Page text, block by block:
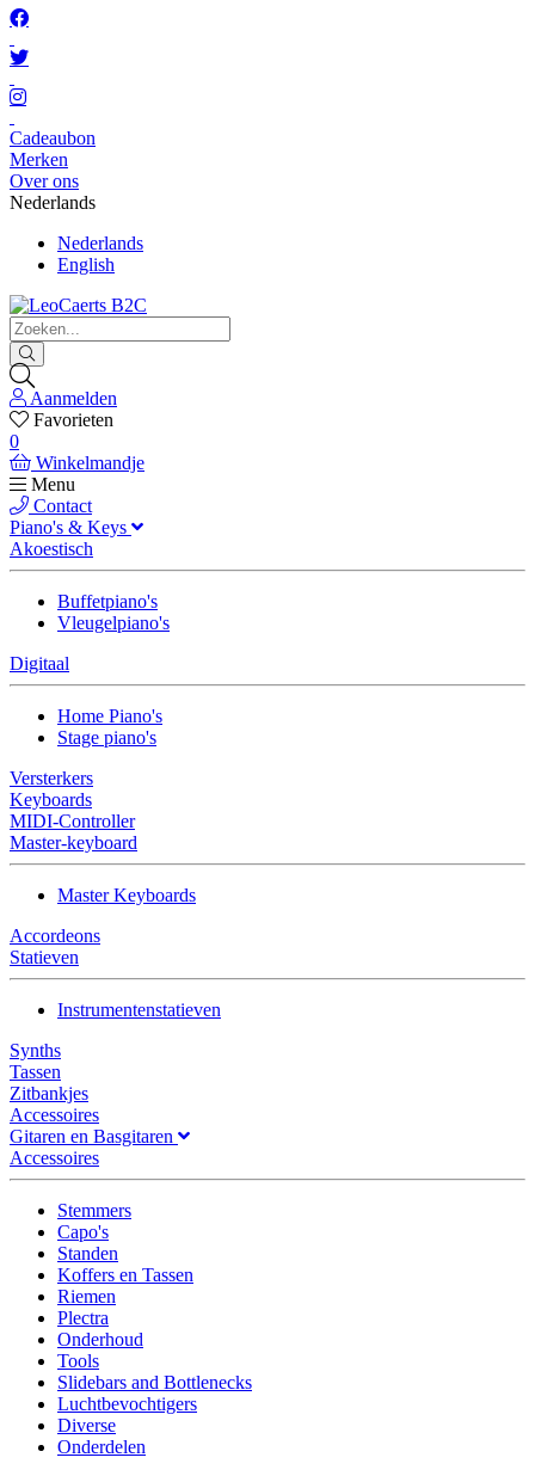
Cadeaubon
Merken
Over ons
Nederlands
Nederlands
English
Aanmelden
Favorieten
0
Winkelmandje
Menu
Contact
Piano's & Keys
Akoestisch
Buffetpiano's
Vleugelpiano's
Digitaal
Home Piano's
Stage piano's
Versterkers
Keyboards
MIDI-Controller
Master-keyboard
Master Keyboards
Accordeons
Statieven
Instrumentenstatieven
Synths
Tassen
Zitbankjes
Accessoires
Gitaren en Basgitaren
Accessoires
Stemmers
Capo's
Standen
Koffers en Tassen
Riemen
Plectra
Onderhoud
Tools
Slidebars and Bottlenecks
Luchtbevochtigers
Diverse
Onderdelen